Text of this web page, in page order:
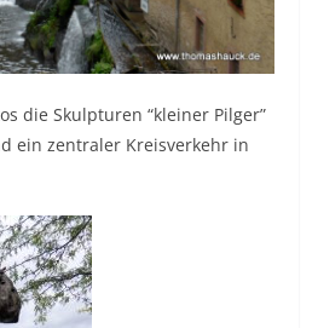
die Skulpturen “kleiner Pilger”
ein zentraler Kreisverkehr in